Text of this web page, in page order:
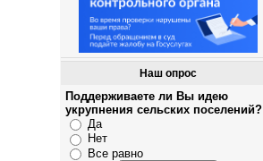
Наш опрос
Поддерживаете ли Вы идею
укрупнения сельских поселений?
Да
Нет
Все равно